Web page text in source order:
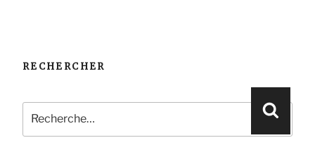
RECHERCHER
Recherche
pour
: